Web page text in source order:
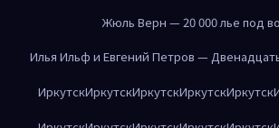
Жюль Верн — 20 000 лье под
Илья Ильф и Евгений Петров —
ИркутскИркутскИркутскИркутскИркутск